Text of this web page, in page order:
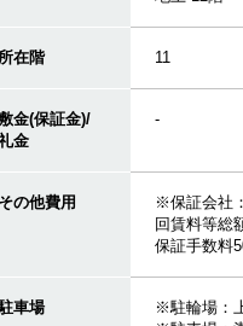
所在階 11
金(保証金)/
金
-
その他費用
※保証会社
回賃料等総
保証手数料
車場
※駐輪場：